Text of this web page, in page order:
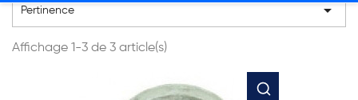
Pertinence 
Affichage 1-3 de 3 article(s)